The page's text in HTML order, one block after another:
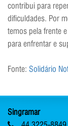
contribui para
dificuldades. Por
temos pela frente
para enfrentar e
Fonte: Solidário
Singramar